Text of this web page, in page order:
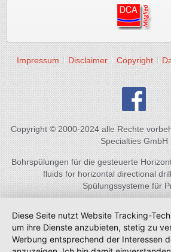
Impressum Disclaimer Copyright
Copyright © 2000-2024 alle Rechte
Specialties GmbH
Bohrspülungen für die gesteuerte
fluids for horizontal directional
Spülungssysteme für
Diese Seite nutzt Website Tracking-
um ihre Dienste anzubieten, stetig zu
Werbung entsprechend der Interessen